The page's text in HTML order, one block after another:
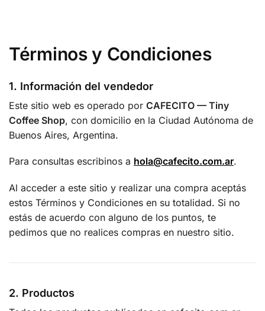
Términos y Condiciones
1. Información del vendedor
Este sitio web es operado por CAFECITO — Tiny
Coffee Shop, con domicilio en la Ciudad Autónoma de
Buenos Aires, Argentina.
Para consultas escribinos a hola@cafecito.com.ar.
Al acceder a este sitio y realizar una compra aceptás
estos Términos y Condiciones en su totalidad. Si no
estás de acuerdo con alguno de los puntos, te
pedimos que no realices compras en nuestro sitio.
2. Productos